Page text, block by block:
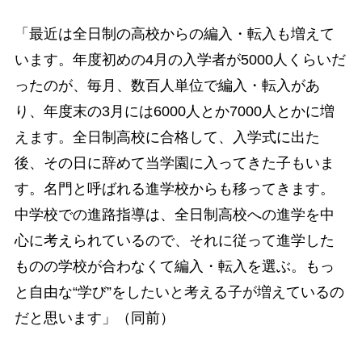
「最近は全日制の高校からの編入・転入も増えて
います。年度初めの4月の入学者が5000人くらいだ
ったのが、毎月、数百人単位で編入・転入があ
り、年度末の3月には6000人とか7000人とかに増
えます。全日制高校に合格して、入学式に出た
後、その日に辞めて当学園に入ってきた子もいま
す。名門と呼ばれる進学校からも移ってきます。
中学校での進路指導は、全日制高校への進学を中
心に考えられているので、それに従って進学した
ものの学校が合わなくて編入・転入を選ぶ。もっ
と自由な“学び”をしたいと考える子が増えているの
だと思います」（同前）